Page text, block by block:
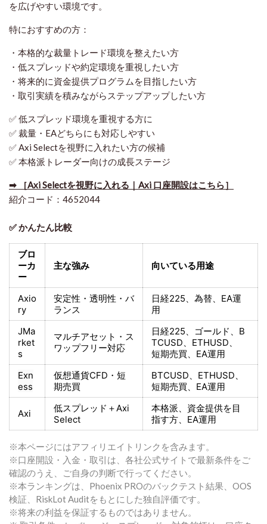
を広げやすい環境です。
特におすすめの方：
・本格的な裁量トレード環境を整えたい方
・低スプレッドや約定環境を重視したい方
・将来的に資金提供プログラムを目指したい方
・取引実績を積みながらステップアップしたい方
✅ 低スプレッド環境を重視する方に
✅ 裁量・EAどちらにも対応しやすい
✅ Axi Selectを視野に入れたい方の候補
✅ 本格派トレーダー向けの成長ステージ
➡ ［Axi Selectを視野に入れる｜Axi 口座開設はこちら］
紹介コード：4652044
✅ かんたん比較
ブロ
ーカ
ー
主な強み 向いている用途
Axio
ry
安定性・透明性・バ
ランス
日経225、為替、EA運
用
JMa
rket
s
マルチアセット・ス
ワップフリー対応
日経225、ゴールド、 B
TCUSD、ETHUSD、
短期売買、EA運用
Exn
ess
仮想通貨CFD・短
期売買
BTCUSD、ETHUSD、
短期売買、EA運用
Axi 低スプレッド＋Axi
Select
本格派、資金提供を目
指す方、EA運用
※本ページにはアフィリエイトリンクを含みます。
※口座開設・入金・取引は、各社公式サイトで最新条件をご
確認のうえ、ご自身の判断で行ってください。
※本ランキングは、Phoenix PROのバックテスト結果、OOS
検証、RiskLot Auditをもとにした独自評価です。
※将来の利益を保証するものではありません。